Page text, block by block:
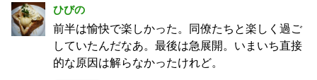
ひびの
前半は愉快で楽しかった。同僚たちと楽しく過ご
していたんだなあ。最後は急展開。いまいち直接
的な原因は解らなかったけれど。